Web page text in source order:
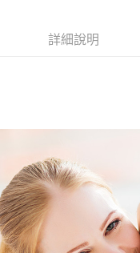
３．安心：先確認商品／服
ATM／網路銀行／等多元方
※ 請注意：結帳手續完成
購買商品的店家。未經商
後付繳納相關費用。
※ 交易是否成功請以「
是否繳費成功／繳費後需取
客戶支援中心」
https://
【注意事項】
詳細說明